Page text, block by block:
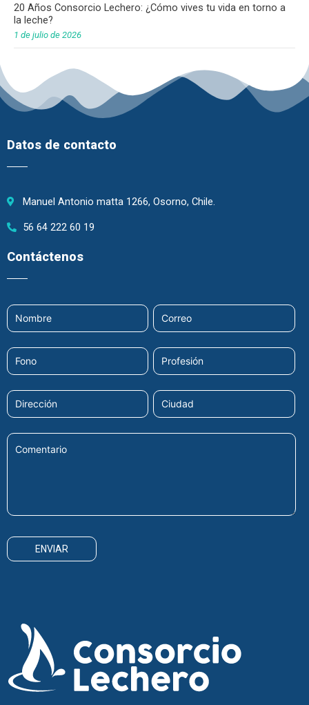
20 Años Consorcio Lechero: ¿Cómo vives tu vida en torno a
la leche?
1 de julio de 2026
Datos de contacto
Manuel Antonio matta 1266, Osorno, Chile.
56 64 222 60 19
Contáctenos